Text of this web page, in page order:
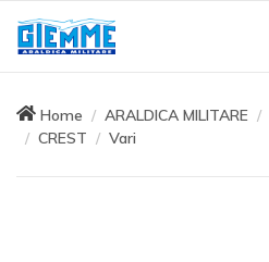
Home ARALDICA MILITARE
CREST
Vari